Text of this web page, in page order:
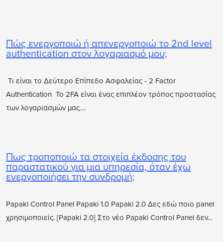
Πώς ενεργοποιώ ή απενεργοποιώ το 2nd level
authentication στον λογαριασμό μου;
Τι είναι το Δεύτερο Επίπεδο Ασφαλείας - 2 Factor
Authentication Το 2FA είναι ένας επιπλέον τρόπος προστασίας
των λογαριασμών μας....
Πως τροποποιώ τα στοιχεία έκδοσης του
παραστατικού για μια υπηρεσία, όταν έχω
ενεργοποιήσει την συνδρομή;
Papaki Control Panel Papaki 1.0 Papaki 2.0 Δες εδώ ποιο panel
χρησιμοποιείς. [Papaki 2.0] Στο νέο Papaki Control Panel δεν...